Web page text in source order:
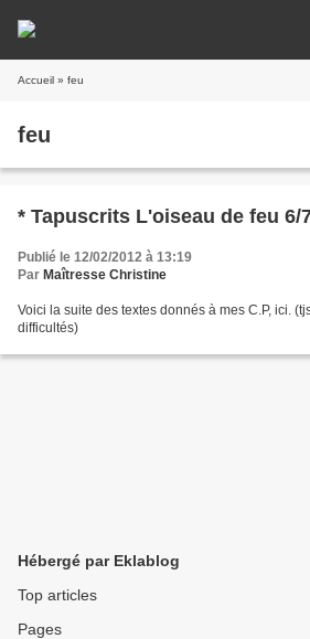
Accueil » feu
feu
* Tapuscrits L'oiseau de feu 6/
Publié le 12/02/2012 à 13:19
Par Maîtresse Christine
Voici la suite des textes donnés à mes C.P, ici.
difficultés)
Hébergé par Eklablog
Top articles
Pages